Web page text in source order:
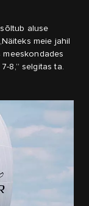
aluse
meie jahil
meeskondades
8,” selgitas ta.